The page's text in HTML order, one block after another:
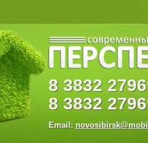
8 3832
8 3832
Email: